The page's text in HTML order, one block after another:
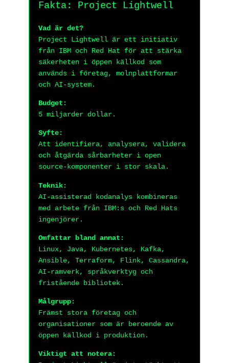
Fakta: Project Lightwell
Vad är det?
Project Lightwell är ett initiativ
från IBM och Red Hat för att stärka
säkerheten i öppen källkod som
används i företag, molnplattformar
och AI-system.
Budget:
5 miljarder dollar.
Syfte:
Att identifiera, analysera, validera
och åtgärda sårbarheter i open
source-komponenter i stor skala.
Teknik:
AI-assisterad kodanalys kombineras
med arbete från IBM:s och Red Hats
ingenjörer.
Omfattar bland annat:
Linux, Java, Kubernetes, Kafka,
Ansible, Terraform, Flink, Cassandra,
AI-ramverk, språkverktyg och
fristående bibliotek.
Målgrupp:
Främst stora företag och
organisationer som är beroende av
öppen källkod i produktion.
Viktigt att notera: